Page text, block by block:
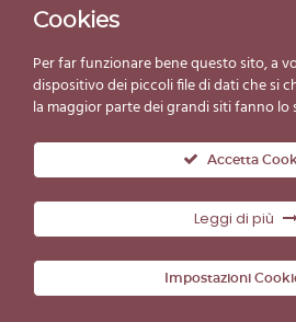
© Copyright Gelato
Cookies
Per far funzionare bene questo sito, a
dispositivo dei piccoli file di dati che si
la maggior parte dei grandi siti fanno lo
Accetta
Leggi di più
Impostazioni